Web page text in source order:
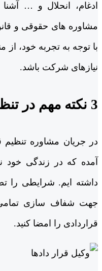
ادغام، انحلال و …
مشاوره های حقوقی و
با توجه به تجربه خود،
نیازهای شرکت باشد.
3 نکته مهم در تنظیم قرارداد
در جریان مشاوره تنظیم
آمده که در زندگی خود
داشته ایم. شرایطی را
جهت شفاف سازی
قراردادی را امضا کنید.